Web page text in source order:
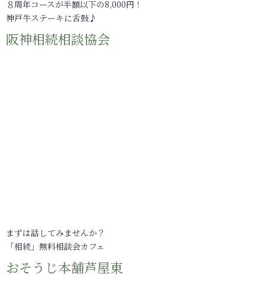
８周年コースが半額以下の8,000円！
神戸牛ステーキに舌鼓♪
阪神相続相談協会
まずは話してみませんか？
「相続」無料相談会カフェ
おそうじ本舗芦屋東